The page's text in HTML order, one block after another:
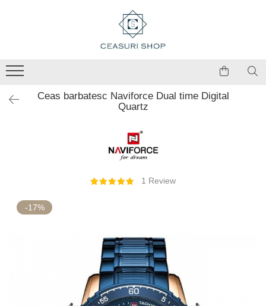
Ceas barbatesc Naviforce Dual time Digital
Quartz
1 Review
-17%